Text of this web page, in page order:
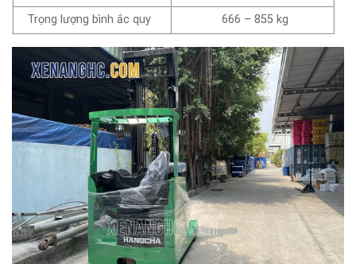
Trọng lượng bình ắc quy 666 – 855 kg